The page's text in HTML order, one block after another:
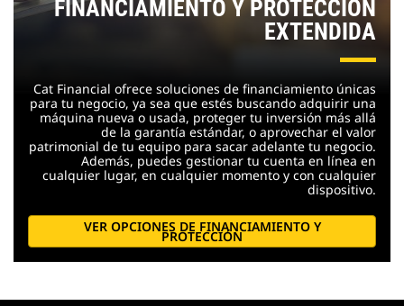
FINANCIAMIENTO Y PROTECCIÓN
EXTENDIDA
Cat Financial ofrece soluciones de financiamiento únicas
para tu negocio, ya sea que estés buscando adquirir una
máquina nueva o usada, proteger tu inversión más allá
de la garantía estándar, o aprovechar el valor
patrimonial de tu equipo para sacar adelante tu negocio.
Además, puedes gestionar tu cuenta en línea en
cualquier lugar, en cualquier momento y con cualquier
dispositivo.
VER OPCIONES DE FINANCIAMIENTO Y
PROTECCIÓN